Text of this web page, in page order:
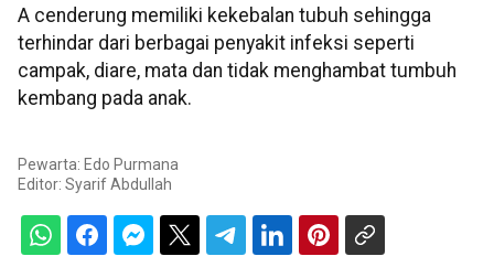
A cenderung memiliki kekebalan tubuh sehingga
terhindar dari berbagai penyakit infeksi seperti
campak, diare, mata dan tidak menghambat tumbuh
kembang pada anak.
Pewarta: Edo Purmana
Editor: Syarif Abdullah